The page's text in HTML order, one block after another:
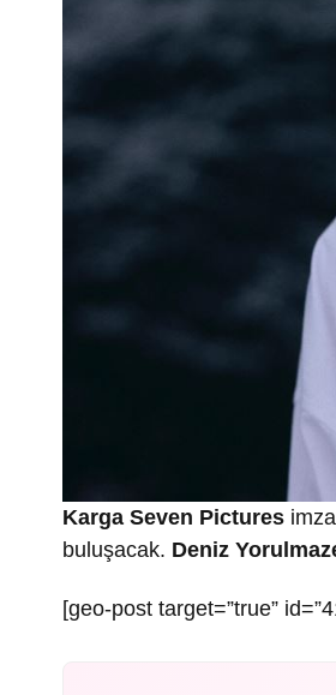
Karga Seven Pictures
buluşacak. Deniz
[geo-post target=”true”